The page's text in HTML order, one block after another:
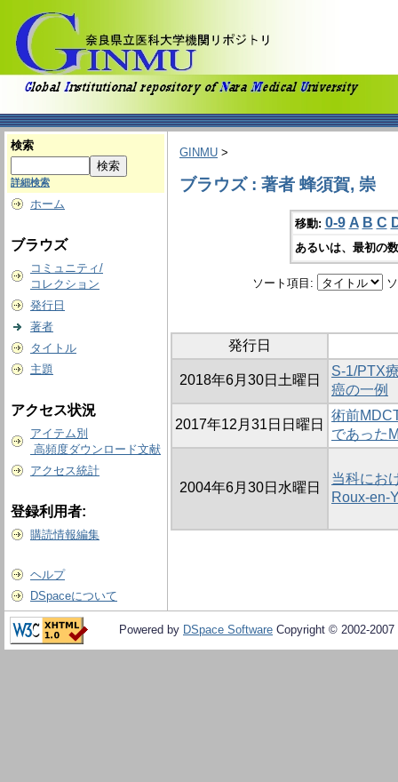
検索
詳細検索
ホーム
ブラウズ
コミュニティ/
コレクション
発行日
著者
タイトル
主題
アクセス状況
アイテム別
高頻度ダウンロード文献
アクセス統計
登録利用者:
購読情報編集
ヘルプ
DSpaceについて
GINMU >
ブラウズ : 著者 蜂須賀, 崇
移動: 0-9 A B C
あるいは、最初の
ソート項目:
発行日
2018年6月30日土曜日
S-1/PTX
癌の一例
2017年12月31日日曜日
術前
であった
2004年6月30日水曜日
当科にお
Roux-en-
Powered by DSpace Software Copyright © 2002-2007